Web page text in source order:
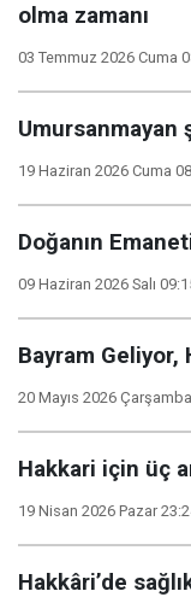
olma zamanı
03 Temmuz 2026 Cuma
Umursanmayan
19 Haziran 2026 Cuma
Doğanın
09 Haziran 2026 Salı
Bayram Geliyor,
20 Mayıs 2026
Hakkari için üç
19 Nisan 2026 Pazar
Hakkâri’de